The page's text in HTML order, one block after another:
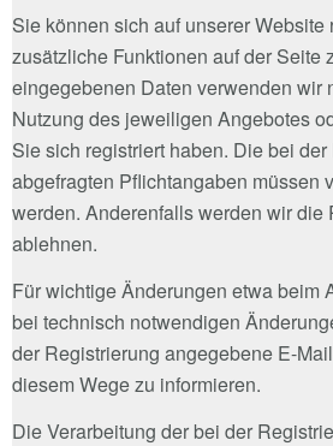
Sie können sich auf unserer Website
zusätzliche Funktionen auf der Seite
eingegebenen Daten verwenden wir
Nutzung des jeweiligen Angebotes
Sie sich registriert haben. Die bei
abgefragten Pflichtangaben müssen
werden. Anderenfalls werden wir die
ablehnen.
Für wichtige Änderungen etwa beim
bei technisch notwendigen
der Registrierung angegebene E-
diesem Wege zu informieren.
Die Verarbeitung der bei der